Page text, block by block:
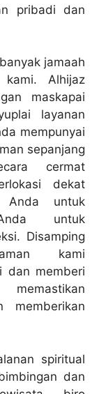
pribadi dan
jamaah
Alhijaz
maskapai
layanan
mempunyai
sepanjang
cermat
dekat
Anda untuk
untuk
Disamping
kami
dan memberi
memberikan
spiritual
dan